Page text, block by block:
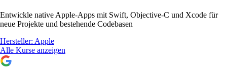
Entwickle native Apple-Apps mit Swift, Objective-C und Xcode für
neue Projekte und bestehende Codebasen
Hersteller: Apple
Alle Kurse anzeigen